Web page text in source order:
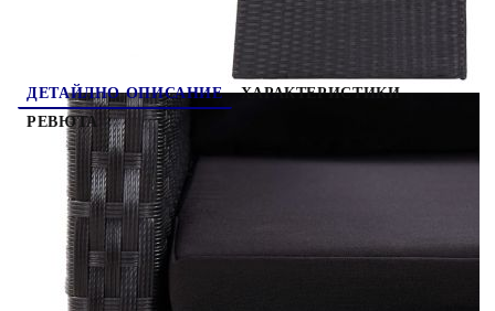
ДЕТАЙЛНО ОПИСАНИЕ
ХАРАКТЕРИСТИКИ
РЕВЮТА
Създайте завладяваща и сплотена естетика във
вашето открито пространство с този трапезен
комплект за градина! Трапезната маса е
изработена от масивна акациева дървесина с
маслено покритие, което я прави стабилна,
издръжлива и лесна за поддръжка. Тя е снабдена
с прахово боядисана стоманена рамка, покрита с